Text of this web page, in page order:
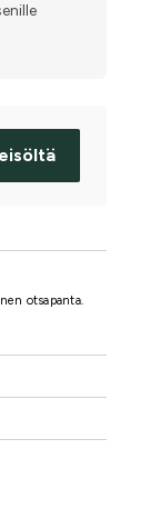
otsapanta.